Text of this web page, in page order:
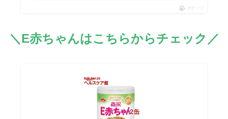
ポチップ
＼E赤ちゃんはこちらからチェック／